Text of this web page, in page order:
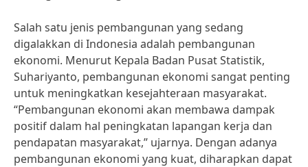
Salah satu jenis pembangunan yang sedang
digalakkan di Indonesia adalah pembangunan
ekonomi. Menurut Kepala Badan Pusat Statistik,
Suhariyanto, pembangunan ekonomi sangat penting
untuk meningkatkan kesejahteraan masyarakat.
“Pembangunan ekonomi akan membawa dampak
positif dalam hal peningkatan lapangan kerja dan
pendapatan masyarakat,” ujarnya. Dengan adanya
pembangunan ekonomi yang kuat, diharapkan dapat